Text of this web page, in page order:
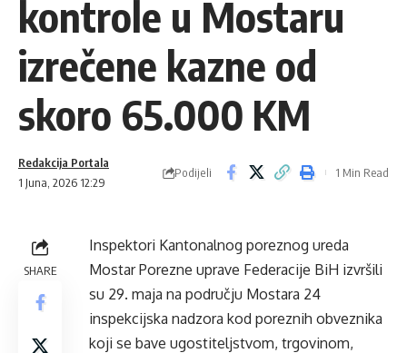
kontrole u Mostaru
izrečene kazne od
skoro 65.000 KM
1 Juna, 2026 12:29
Redakcija Portala
Podijeli 1 Min Read
SHARE
Inspektori Kantonalnog poreznog ureda
Mostar Porezne uprave Federacije BiH izvršili
su 29. maja na području Mostara 24
inspekcijska nadzora kod poreznih obveznika
koji se bave ugostiteljstvom, trgovinom,